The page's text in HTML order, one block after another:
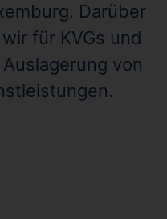
Darüber
für KVGs und
von